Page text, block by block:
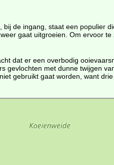
bij de ingang, staat een populier
gaat uitgroeien. Om ervoor
dat er een overbodig
gevlochten met dunne twijgen
gebruikt gaat worden, want